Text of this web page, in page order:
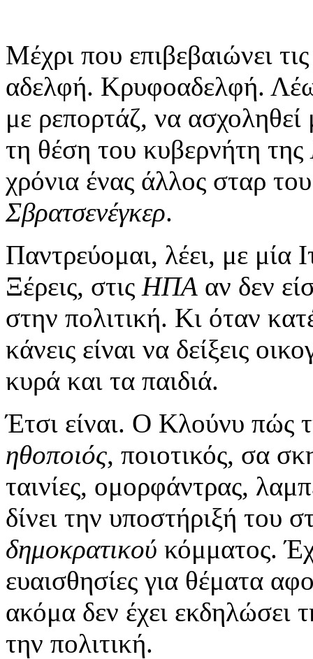
Μέχρι που επιβεβαιώνει
αδελφή. Κρυφοαδελφή.
με ρεπορτάζ, να
τη θέση του κυβερνήτη της
χρόνια ένας άλλος σταρ
Σβρατσενέγκερ.
Παντρεύομαι, λέει, με μία
Ξέρεις, στις ΗΠΑ αν δεν
στην πολιτική. Κι όταν
κάνεις είναι να δείξεις
κυρά και τα παιδιά.
Έτσι είναι. Ο Κλούνυ πώς
ηθοποιός, ποιοτικός, σα
ταινίες, ομορφάντρας,
δίνει την υποστήριξή του
δημοκρατικού κόμματος.
ευαισθησίες για θέματα
ακόμα δεν έχει εκδηλώσει
την πολιτική.